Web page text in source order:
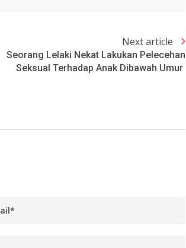
Next article
Seorang Lelaki Nekat Lakukan Pelecehan
Seksual Terhadap Anak Dibawah Umur